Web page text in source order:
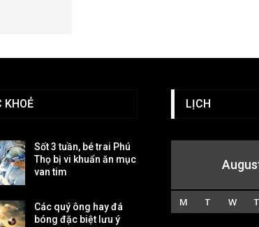
KHOẺ
Sốt 3 tuần, bé trai Phú
Thọ bị vi khuẩn ăn mục
van tim
Các quý ông hay đá
bóng đặc biệt lưu ý
LỊCH
M T W T